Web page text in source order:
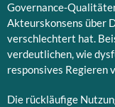
Governance-
Akteurskonsens über
verschlechtert hat.
verdeutlichen, wie
responsives Regieren
Die rückläufige